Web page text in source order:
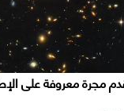
مجرة معروفة على